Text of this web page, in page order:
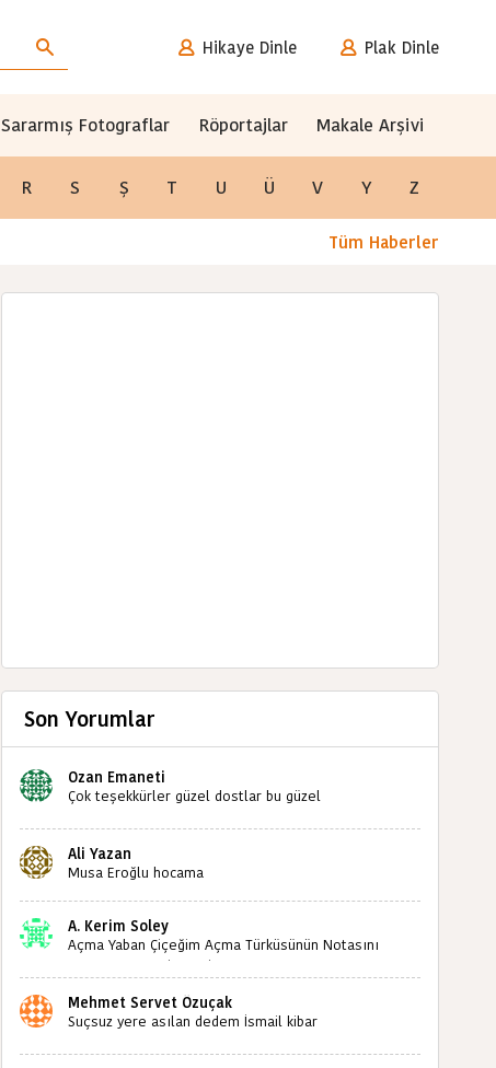
Hikaye Dinle Plak Dinle
Sararmış Fotograflar Röportajlar Makale Arşivi
R S Ş T U Ü V Y Z
Tüm Haberler
Son Yorumlar
Ozan Emaneti
Çok teşekkürler güzel dostlar bu güzel
sizlerin sayesinde türkülerimiz ölmeyecektir tekrar
teşekkürler saygılarımla
Ali Yazan
Musa Eroğlu hocama
A. Kerim Soley
Açma Yaban Çiçeğim Açma Türküsünün Notasını
Bulabilir miyiz ?İlginiz İçin Şimdiden Teşekkürler.
Mehmet Servet Özuçak
Suçsuz yere asılan dedem İsmail kibar